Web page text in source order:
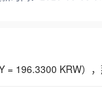
196.3300 KRW）